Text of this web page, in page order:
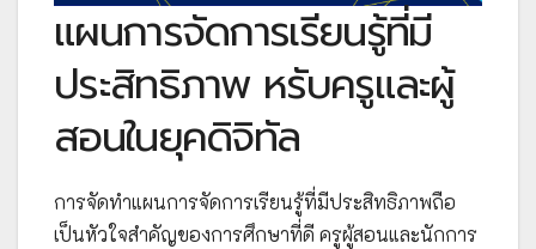
แผนการจัดการเรียนรู้ที่มี
ประสิทธิภาพ หรับครูและผู้
สอนในยุคดิจิทัล
การจัดทำแผนการจัดการเรียนรู้ที่มีประสิทธิภาพถือ
เป็นหัวใจสำคัญของการศึกษาที่ดี ครูผู้สอนและนักการ